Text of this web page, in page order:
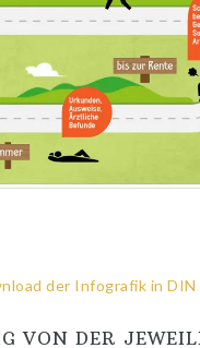
der Infografik in DIN
VON DER